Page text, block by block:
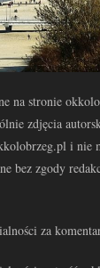
na stronie
zdjęcia
i nie
bez zgody
za